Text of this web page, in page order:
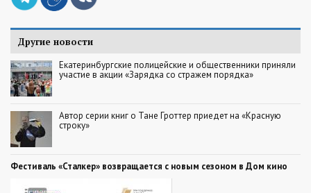
Другие новости
Екатеринбургские полицейские и общественники приняли
участие в акции «Зарядка со стражем порядка»
Автор серии книг о Тане Гроттер приедет на «Красную
строку»
Фестиваль «Сталкер» возвращается с новым сезоном в Дом кино